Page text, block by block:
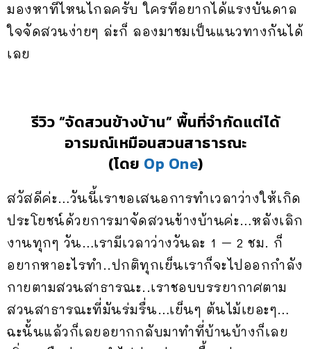
มองหาที่ไหนไกลครับ ใครที่อยากได้แรงบันดาล
ใจจัดสวนง่ายๆ ล่ะก็ ลองมาชมเป็นแนวทางกันได้
เลย
รีวิว “จัดสวนข้างบ้าน” พื้นที่จำกัดแต่ได้
อารมณ์เหมือนสวนสาธารณะ
(โดย Op One)
สวัสดีค่ะ…วันนี้เราขอเสนอการทำเวลาว่างให้เกิด
ประโยชน์ด้วยการมาจัดสวนข้างบ้านค่ะ…หลังเลิก
งานทุกๆ วัน…เรามีเวลาว่างวันละ 1 – 2 ชม. ก็
อยากหาอะไรทำ..ปกติทุกเย็นเราก็จะไปออกกำลัง
กายตามสวนสาธารณะ..เราชอบบรรยากาศตาม
สวนสาธารณะที่มันร่มรื่น…เย็นๆ ต้นไม้เยอะๆ…
ฉะนั้นแล้วก็เลยอยากกลับมาทำที่บ้านบ้างก็เลย